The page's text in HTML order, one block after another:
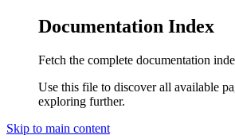
Documentation Index
Fetch the complete documentation
Use this file to discover all available
exploring further.
Skip to main content